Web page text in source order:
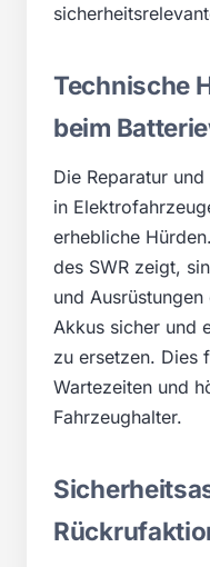
Technische
beim
Die Reparatur
in
erhebliche
des SWR zeigt,
und
Akkus sicher und
zu ersetzen. Dies
Wartezeiten und
Fahrzeughalter.